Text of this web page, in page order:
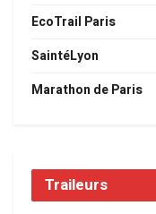
EcoTrail Paris
SaintéLyon
Marathon de Paris
Traileurs